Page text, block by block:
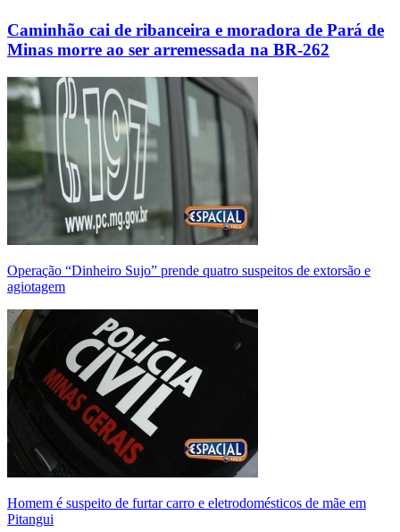
Caminhão cai de ribanceira e moradora de Pará de
Minas morre ao ser arremessada na BR-262
Operação “Dinheiro Sujo” prende quatro suspeitos de extorsão e
agiotagem
Homem é suspeito de furtar carro e eletrodomésticos de mãe em
Pitangui